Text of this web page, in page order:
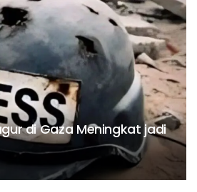
di Gaza Meningkat jadi